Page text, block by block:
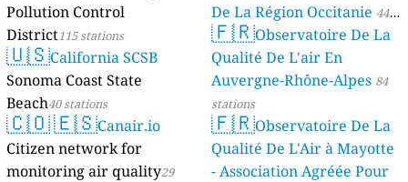
Pollution Control
District115 stations
🇺🇸California SCSB
Sonoma Coast State
Beach40 stations
🇨🇴🇪🇸Canair.io
Citizen network for
monitoring air quality29
De La Région Occitanie 44
stations
🇫🇷Observatoire De La
Qualité De L'air En
Auvergne-Rhône-Alpes 84
stations
🇫🇷Observatoire De La
Qualité De L'Air à Mayotte
- Association Agréée Pour